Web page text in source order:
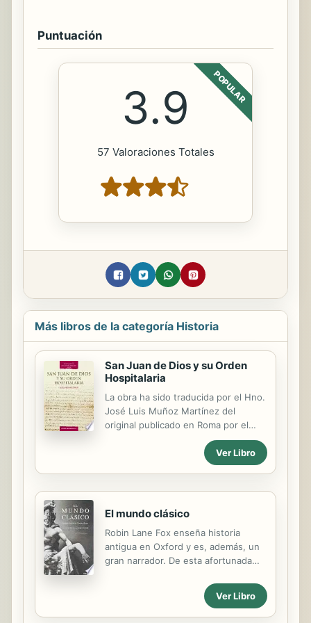
Puntuación
POPULAR
3.9
57 Valoraciones Totales
Más libros de la categoría Historia
San Juan de Dios y su Orden
Hospitalaria
La obra ha sido traducida por el Hno.
José Luis Muñoz Martínez del
original publicado en Roma por el
Hno. Gabriel Russotto. Hasta este
momento y, por las barreras
impuestas por el idioma, tan solo
obras muy restringidas relativas a la
historia de la Orden Hospitalaria.
contrastar la historia de la institución
hospitalaria y disponer de un nuevo
instrumento de conocimiento que
Ver Libro
El mundo clásico
Robin Lane Fox enseña historia
antigua en Oxford y es, además, un
gran narrador. De esta afortunada
historia del mundo clásico distinto,
que tiene el rigor del buen trabajo
académico -y ha merecido por ello
Ver Libro